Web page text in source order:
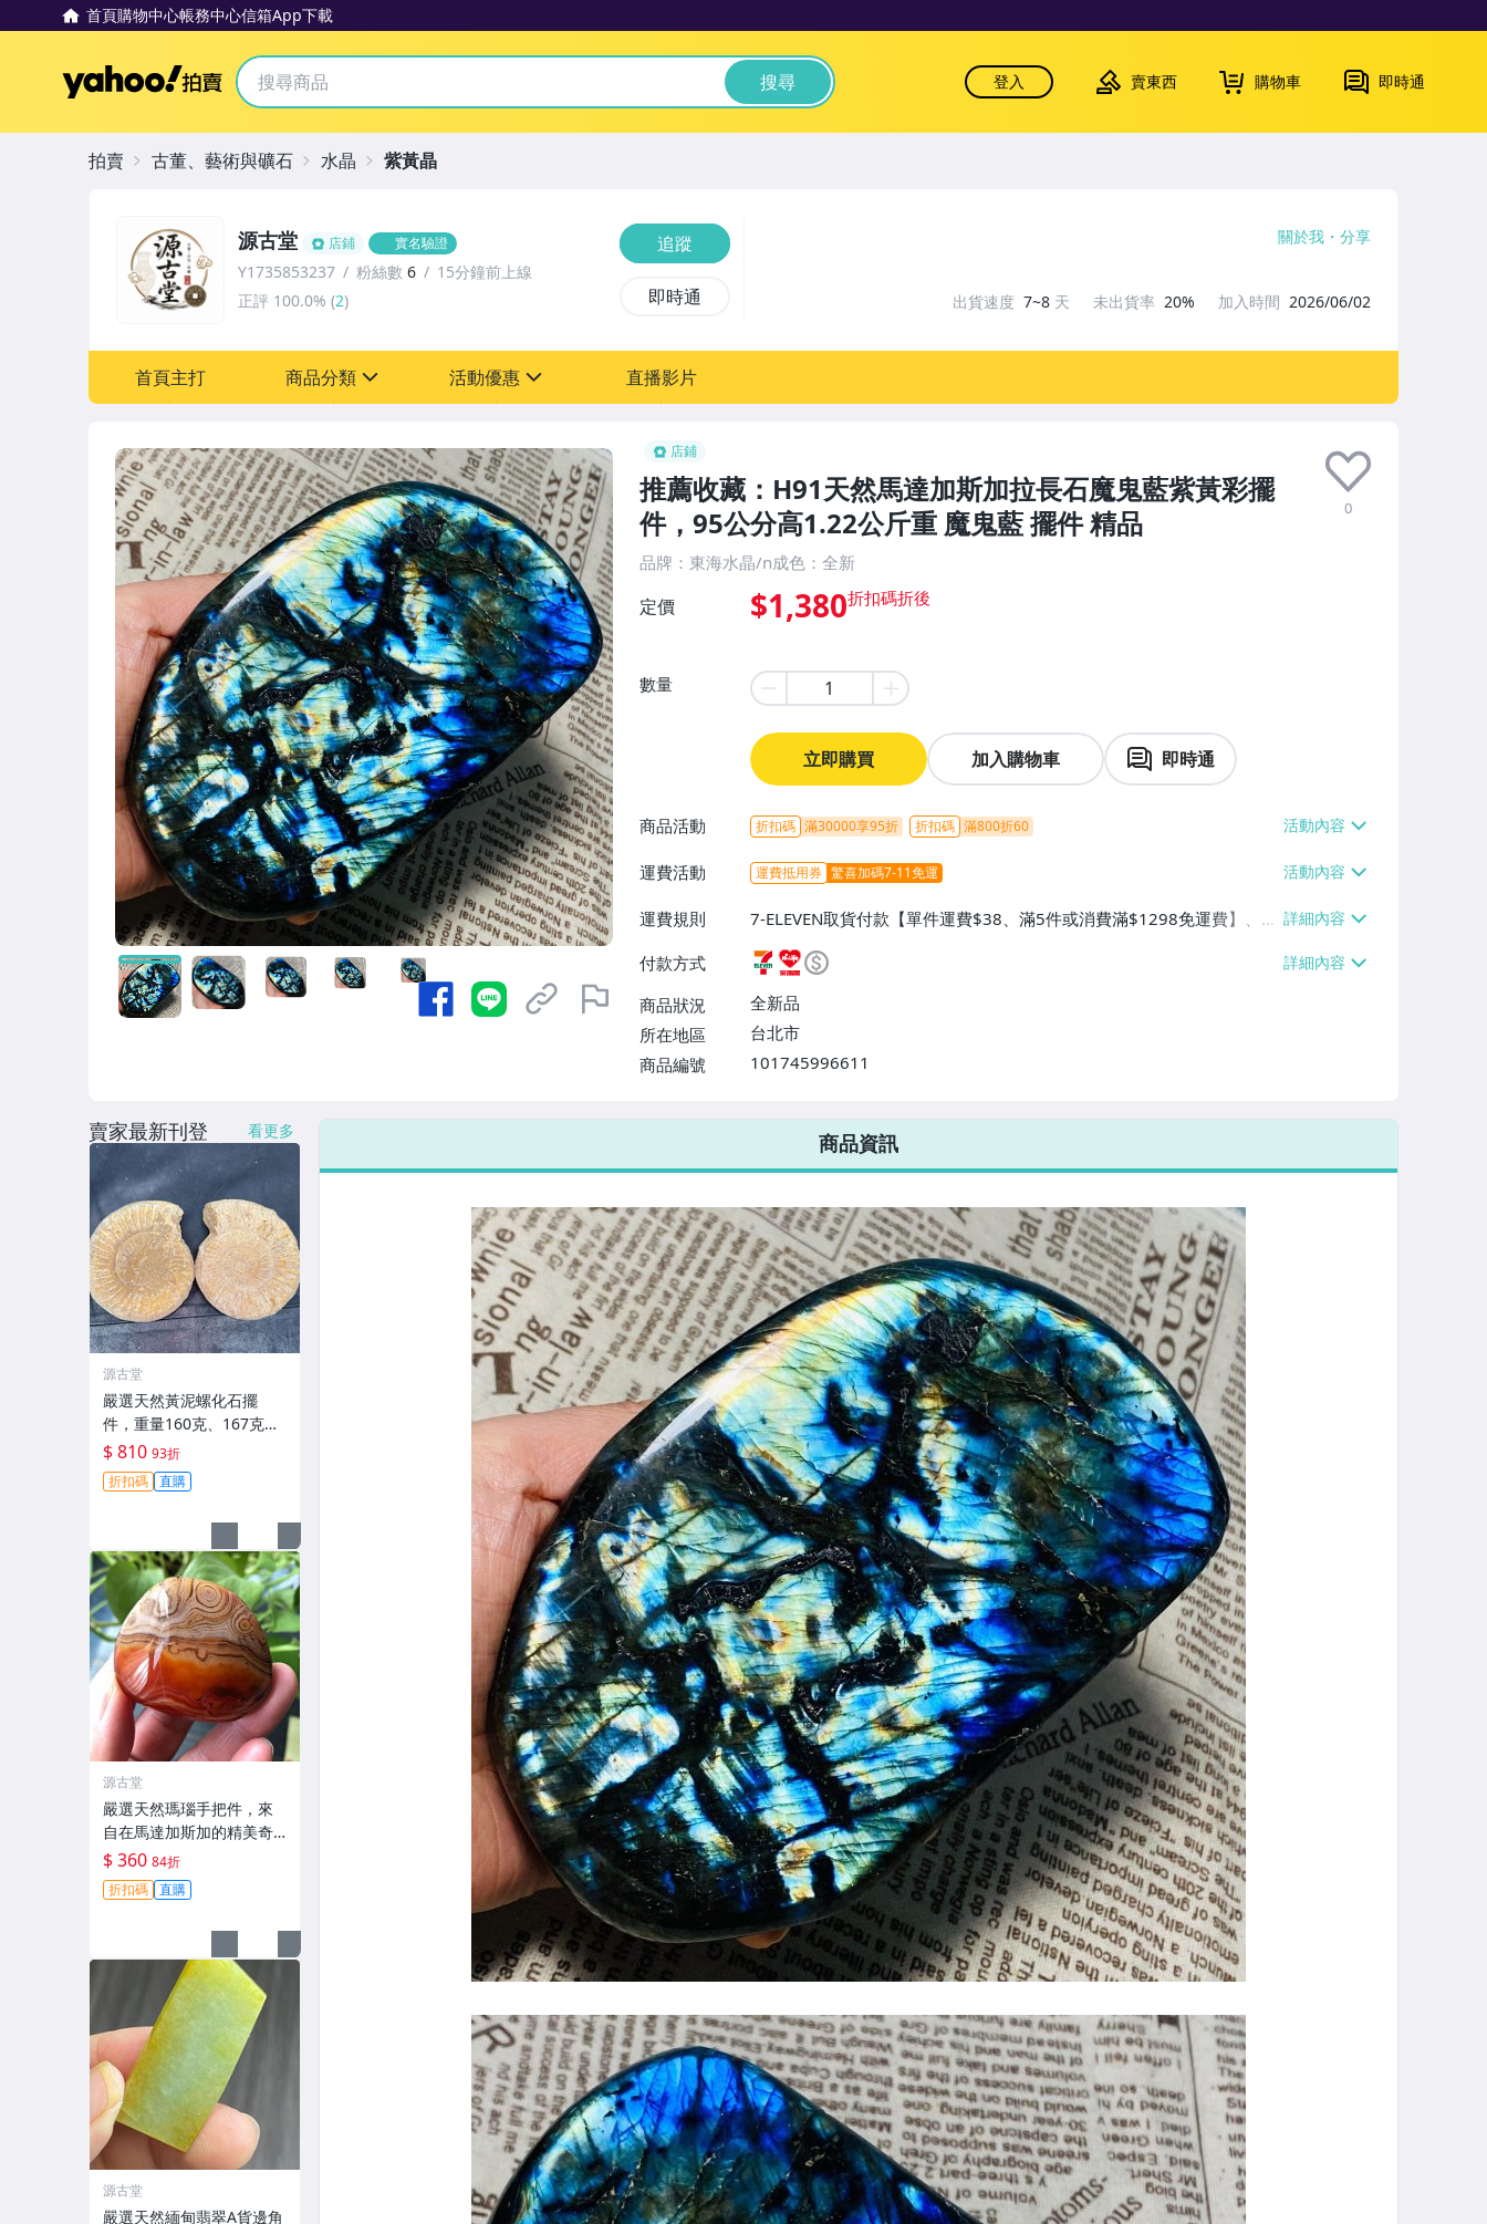
首頁購物中心帳務中心信箱App下載
Yahoo拍賣 搜尋 登入 賣東西 購物車 即時通
店鋪
推薦收藏：H91天然馬達加斯加拉長石魔鬼藍紫黃彩擺
件，95公分高1.22公斤重 魔鬼藍 擺件 精品
0
品牌：東海水晶/n成色：全新
定價 $1,380
數量
立即購買 加入購物車 即時通
商品活動 折扣碼 滿30000享95折 折扣碼 滿800折60
運費活動 運費抵用券 驚喜加碼7-11免運
運費規則
7-ELEVEN取貨付款【單件運費$38、滿5件或消費滿$1298免運費】、7-
ELEVEN取貨不付款【免運費】、萊爾富取貨付款【單件運費$60、滿5件
或消費滿$1298免運費】、宅配/貨運【單件運費$120、滿5件或消費滿
$1598免運費】
付款方式
商品狀況
全新品
所在地區
台北市
商品編號
101745996611
7-ELEVEN 運費只要38元
不限金額、筆數，筆筆優惠無限次！
源古堂 店鋪 實名驗證
Y1735853237 粉絲數 6
15分鐘前上線
正評 100.0% (2)
追蹤
即時通
關於我 分享
出貨速度 7~8 天 未出貨率 20% 加入時間 2026/06/02
首頁主打 商品分類 活動優惠
[全店] 粉絲專享
直播影片
拍賣 古董、藝術與礦石 水晶 紫黃晶
商品資訊
賣家最新刊登 看更多
源古堂
嚴選天然黃泥螺化石擺
件，重量160克、167克，
適合收藏與裝飾 黃泥螺化
石 擺件 異類化石
$ 810 93折
折扣碼 直購
源古堂
嚴選天然瑪瑙手把件，來
自在馬達加斯加的精美奇
石，精巧尺寸52×43×21m
m，重達69克。每一件都
是獨特的藝術品，拍立得
$ 360 84折
折扣碼 直購
源古堂
嚴選天然緬甸翡翠A貨邊角